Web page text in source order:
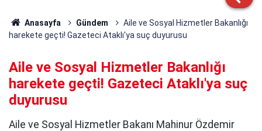
Anasayfa Gündem
Aile ve Sosyal Hizmetler Bakanlığı
harekete geçti! Gazeteci Ataklı'ya suç duyurusu
Aile ve Sosyal Hizmetler Bakanlığı
harekete geçti! Gazeteci Ataklı'ya suç
duyurusu
Aile ve Sosyal Hizmetler Bakanı Mahinur Özdemir